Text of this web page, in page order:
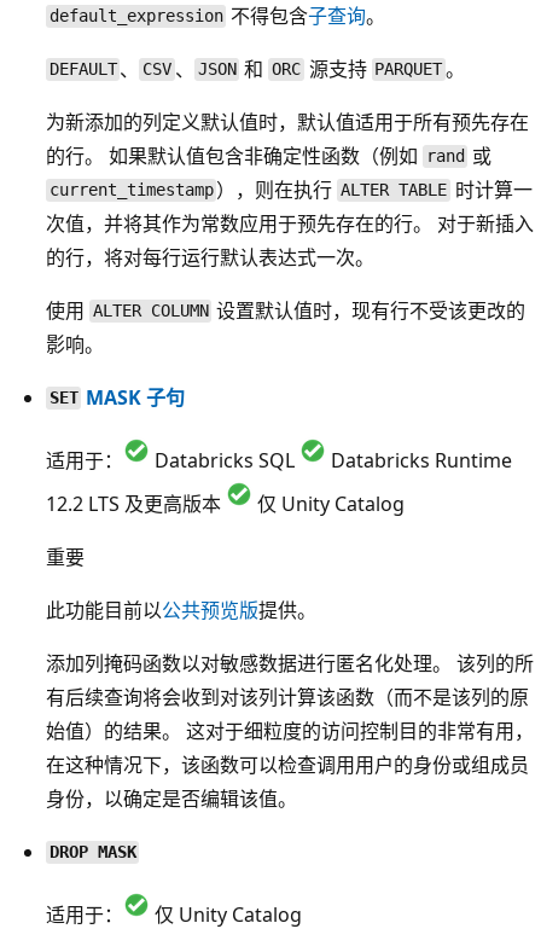
default_expression 不得包含子查询。
DEFAULT 、 CSV、 JSON 和ORC源支持 PARQUET。
为新添加的列定义默认值时，默认值适用于所有预先存在
的行。 如果默认值包含非确定性函数（例如
rand 或
current_timestamp ），则在执行 ALTER TABLE 时计算一
次值，并将其作为常数应用于预先存在的行。 对于新插入
的行，将对每行运行默认表达式一次。
使用 ALTER COLUMN 设置默认值时，现有行不受该更改的
影响。
SET MASK 子句
适用于： Databricks SQL
Databricks Runtime
12.2 LTS 及更高版本
仅 Unity Catalog
重要
此功能目前以公共预览版提供。
添加列掩码函数以对敏感数据进行匿名化处理。 该列的所
有后续查询将会收到对该列计算该函数（而不是该列的原
始值）的结果。 这对于细粒度的访问控制目的非常有用，
在这种情况下，该函数可以检查调用用户的身份或组成员
身份，以确定是否编辑该值。
DROP MASK
适用于：
仅 Unity Catalog